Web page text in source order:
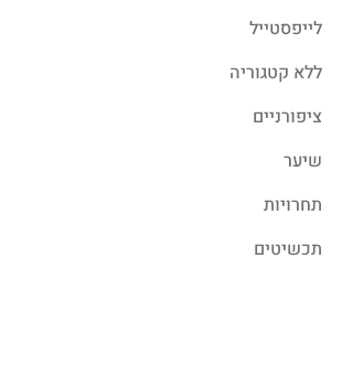
לייפסטייל
ללא קטגוריה
ציפורניים
שיער
תחרויות
תכשיטים